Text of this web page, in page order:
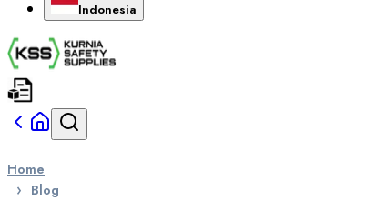
Indonesia
Home
Blog